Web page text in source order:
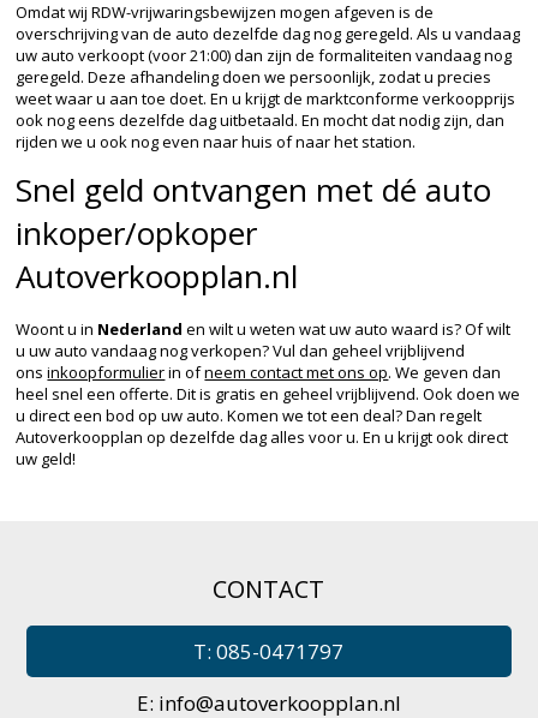
Omdat wij RDW-vrijwaringsbewijzen mogen afgeven is de
overschrijving van de auto dezelfde dag nog geregeld. Als u vandaag
uw auto verkoopt (voor 21:00) dan zijn de formaliteiten vandaag nog
geregeld. Deze afhandeling doen we persoonlijk, zodat u precies
weet waar u aan toe doet. En u krijgt de marktconforme verkoopprijs
ook nog eens dezelfde dag uitbetaald. En mocht dat nodig zijn, dan
rijden we u ook nog even naar huis of naar het station.
Snel geld ontvangen met dé auto
inkoper/opkoper
Autoverkoopplan.nl
Woont u in Nederland en wilt u weten wat uw auto waard is? Of wilt
u uw auto vandaag nog verkopen? Vul dan geheel vrijblijvend
onsinkoopformulierin ofneem contact met ons op. We geven dan
heel snel een offerte. Dit is gratis en geheel vrijblijvend. Ook doen we
u direct een bod op uw auto. Komen we tot een deal? Dan regelt
Autoverkoopplan op dezelfde dag alles voor u. En u krijgt ook direct
uw geld!
CONTACT
T: 085-0471797
E: info@autoverkoopplan.nl